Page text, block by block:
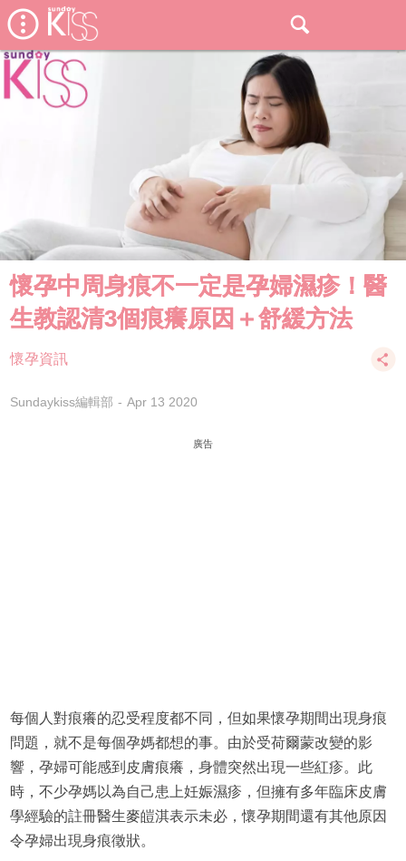
懷孕中周身痕不一定是孕婦濕疹！醫
生教認清3個痕癢原因＋舒緩方法
懷孕資訊
Sundaykiss編輯部 Apr 13 2020
廣告
每個人對痕癢的忍受程度都不同，但如果懷孕期間出現身痕
問題，就不是每個孕媽都想的事。由於受荷爾蒙改變的影
響，孕婦可能感到皮膚痕癢，身體突然出現一些紅疹。此
時，不少孕媽以為自己患上妊娠濕疹，但擁有多年臨床皮膚
學經驗的註冊醫生麥皚淇表示未必，懷孕期間還有其他原因
令孕婦出現身痕徵狀。